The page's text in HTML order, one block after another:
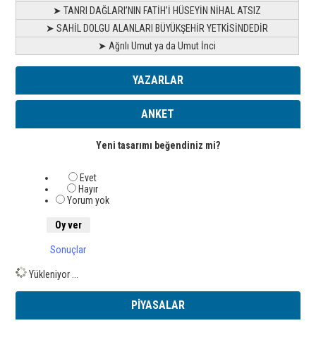
➤ TANRI DAĞLARI’NIN FATİH’İ HÜSEYİN NİHAL ATSIZ
➤ SAHİL DOLGU ALANLARI BÜYÜKŞEHİR YETKİSİNDEDİR
➤ Ağrılı Umut ya da Umut İnci
YAZARLAR
ANKET
Yeni tasarımı beğendiniz mi?
Evet
Hayır
Yorum yok
Sonuçlar
Yükleniyor ...
PİYASALAR